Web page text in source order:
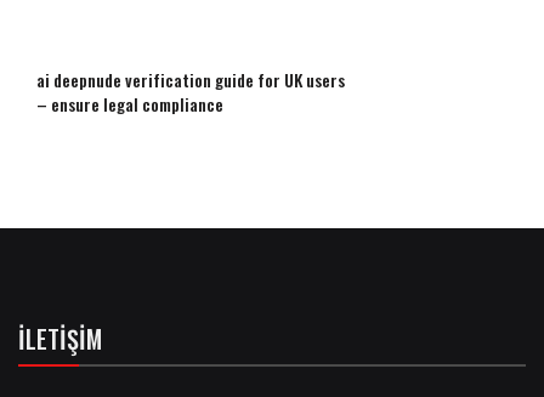
ai deepnude verification guide for UK users
– ensure legal compliance
İLETIŞIM